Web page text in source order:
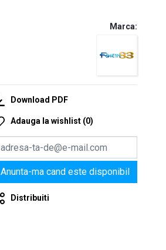
Marca:
Download PDF
Adauga la wishlist (0)
Anunta-ma cand este disponibil
Distribuiti